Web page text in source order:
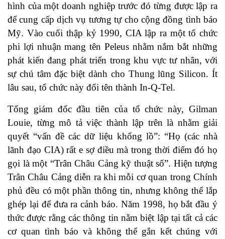
hình của một doanh nghiệp trước đó từng được lập ra
để cung cấp dịch vụ tương tự cho cộng đồng tình báo
Mỹ. Vào cuối thập kỷ 1990, CIA lập ra một tổ chức
phi lợi nhuận mang tên Peleus nhằm nắm bắt những
phát kiến đang phát triển trong khu vực tư nhân, với
sự chú tâm đặc biệt dành cho Thung lũng Silicon. Ít
lâu sau, tổ chức này đổi tên thành In-Q-Tel.
Tổng giám đốc đầu tiên của tổ chức này, Gilman
Louie, từng mô tả việc thành lập trên là nhằm giải
quyết “vấn đề các dữ liệu khổng lồ”: “Họ (các nhà
lãnh đạo CIA) rất e sợ điều mà trong thời điểm đó họ
gọi là một “Trân Châu Cảng kỹ thuật số”. Hiện tượng
Trân Châu Cảng diễn ra khi mỗi cơ quan trong Chính
phủ đều có một phần thông tin, nhưng không thể lắp
ghép lại để đưa ra cảnh báo. Năm 1998, họ bắt đầu ý
thức được rằng các thông tin nằm biệt lập tại tất cả các
cơ quan tình báo và không thể gắn kết chúng với